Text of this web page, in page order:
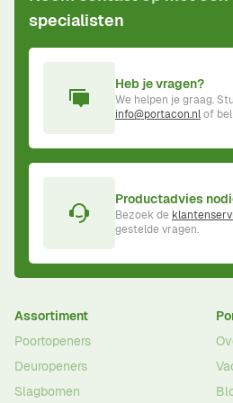
specialisten
Heb je vragen?
We helpen je graag.
info@portacon.nlof
Productadvies
Bezoek de
gestelde vragen.
Assortiment
Poortopeners
Deuropeners
Slagbomen